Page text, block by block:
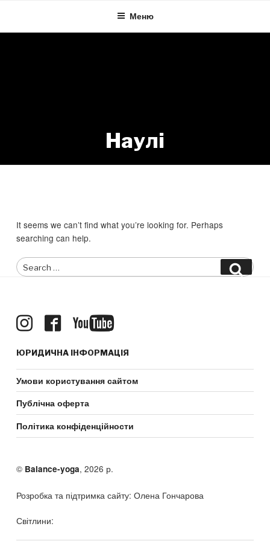
content
Меню
Наулі
It seems we can’t find what you’re looking for. Perhaps
searching can help.
Search
for:
ЮРИДИЧНА ІНФОРМАЦІЯ
Умови користування сайтом
Публічна оферта
Політика конфіденційности
© Balance-yoga, 2026 р.
Розробка та підтримка сайту: Олена Гончарова
Світлини: